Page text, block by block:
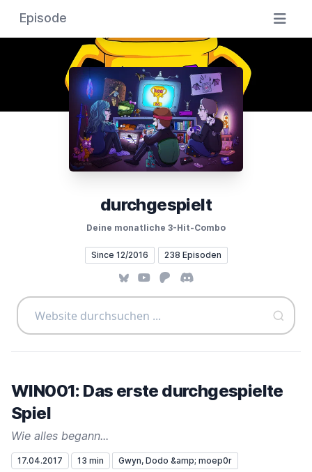
Episode
durchgespielt
Deine monatliche 3-Hit-Combo
Since 12/2016 238 Episoden
BlueskyYouTube
PatreonDiscord
WIN001: Das erste durchgespielte
Spiel
Wie alles begann...
17.04.2017 13 min Gwyn, Dodo &amp; moep0r